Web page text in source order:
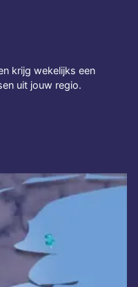
krijg wekelijks een
uit jouw regio.